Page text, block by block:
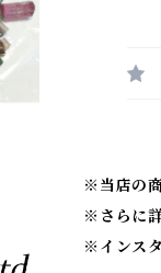
※当店の
※ さらに
※ インス